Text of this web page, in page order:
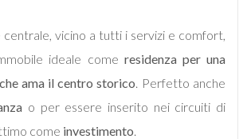
centrale, vicino a tutti i servizi e comfort,
ideale come residenza per una
ama il centro storico. Perfetto anche
o per essere inserito nei circuiti di
come investimento.